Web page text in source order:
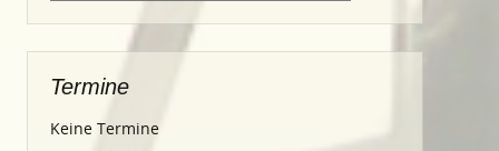
Termine
Keine Termine